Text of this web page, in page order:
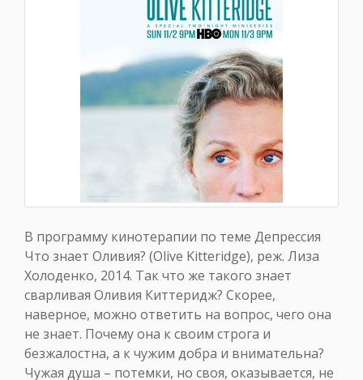
В программу кинотерапии по теме Депрессия
Что знает Оливия? (Olive Kitteridge), реж. Лиза
Холоденко, 2014. Так что же такого знает
сварливая Оливия Киттеридж? Скорее,
наверное, можно ответить на вопрос, чего она
не знает. Почему она к своим строга и
безжалостна, а к чужим добра и внимательна?
Чужая душа – потемки, но своя, оказывается, не